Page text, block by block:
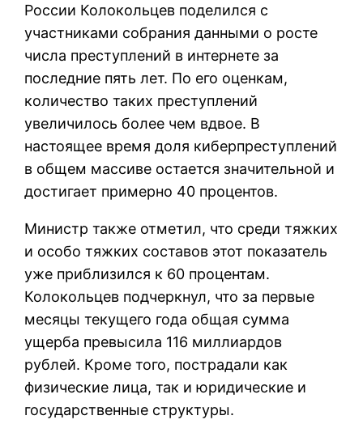
России Колокольцев поделился с
участниками собрания данными о росте
числа преступлений в интернете за
последние пять лет. По его оценкам,
количество таких преступлений
увеличилось более чем вдвое. В
настоящее время доля киберпреступлений
в общем массиве остается значительной и
достигает примерно 40 процентов.
Министр также отметил, что среди тяжких
и особо тяжких составов этот показатель
уже приблизился к 60 процентам.
Колокольцев подчеркнул, что за первые
месяцы текущего года общая сумма
ущерба превысила 116 миллиардов
рублей. Кроме того, пострадали как
физические лица, так и юридические и
государственные структуры.